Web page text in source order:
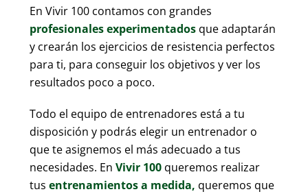
En Vivir 100 contamos con grandes
profesionales experimentadosque adaptarán
y crearán los ejercicios de resistencia perfectos
para ti, para conseguir los objetivos y ver los
resultados poco a poco.
Todo el equipo de entrenadores está a tu
disposición y podrás elegir un entrenador o
que te asignemos el más adecuado a tus
necesidades. En Vivir 100queremos realizar
tus entrenamientos a medida, queremos que